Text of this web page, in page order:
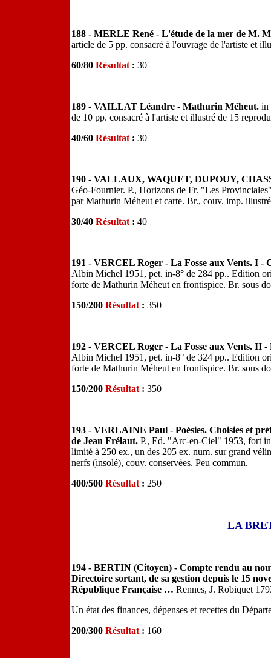
188 - MERLE René - L'étude de la mer de M.
article de 5 pp. consacré à l'ouvrage de l'artiste et
60/80 Résultat : 30
189 - VAILLAT Léandre - Mathurin Méheut. in
de 10 pp. consacré à l'artiste et illustré de 15
40/60 Résultat : 30
190 - VALLAUX, WAQUET, DUPOUY,
Géo-Fournier. P., Horizons de Fr. "Les
par Mathurin Méheut et carte. Br., couv. imp.
30/40 Résultat : 40
191 - VERCEL Roger - La Fosse aux Vents. I
Albin Michel 1951, pet. in-8° de 284 pp.. Edition
forte de Mathurin Méheut en frontispice. Br. sous
150/200 Résultat : 350
192 - VERCEL Roger - La Fosse aux Vents. II
Albin Michel 1951, pet. in-8° de 324 pp.. Edition
forte de Mathurin Méheut en frontispice. Br. sous
150/200 Résultat : 350
193 - VERLAINE Paul - Poésies. Choisies et
de Jean Frélaut. P., Ed. "Arc-en-Ciel" 1953, fort
limité à 250 ex., un des 205 ex. num. sur grand
nerfs (insolé), couv. conservées. Peu commun.
400/500 Résultat : 250
LA
194 - BERTIN (Citoyen) - Compte rendu au
Directoire sortant, de sa gestion depuis le 15
République Française … Rennes, J. Robiquet
Un état des finances, dépenses et recettes du
200/300 Résultat : 160